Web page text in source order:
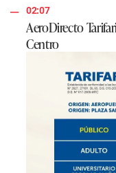
02:07
AeroDirecto
Centro